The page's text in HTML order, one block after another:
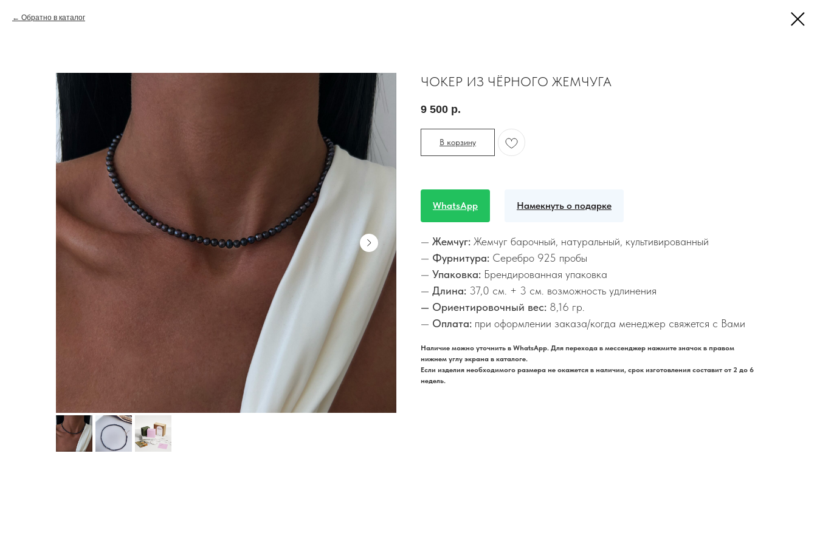
Обратно в каталог
ЧОКЕР ИЗ ЧЁРНОГО ЖЕМЧУГА
9 500 р.
В корзину
WhatsApp Намекнуть о подарке
— Жемчуг: Жемчуг барочный, натуральный, культивированный
— Фурнитура: Серебро 925 пробы
— Упаковка: Брендированная упаковка
— Длина: 37,0 см. + 3 см. возможность удлинения
— Ориентировочный вес: 8,16 гр.
— Оплата: при оформлении заказа/когда менеджер свяжется с Вами
Наличие можно уточнить в WhatsApp. Для перехода в мессенджер нажмите значок в правом
нижнем углу экрана в каталоге.
Если изделия необходимого размера не окажется в наличии, срок изготовления составит от 2 до 6
недель.